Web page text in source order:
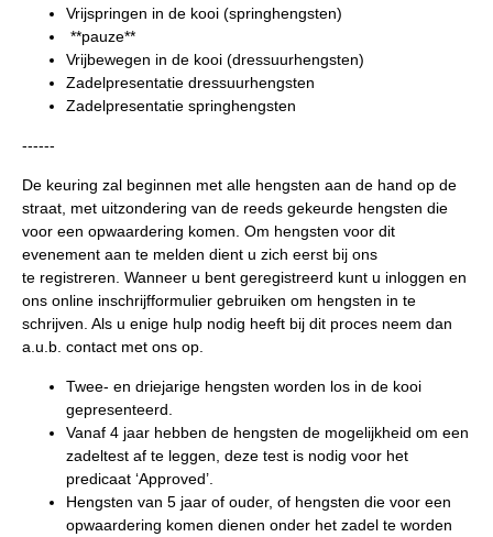
Vrijspringen in de kooi (springhengsten)
**pauze**
Vrijbewegen in de kooi (dressuurhengsten)
Zadelpresentatie dressuurhengsten
Zadelpresentatie springhengsten
------
De keuring zal beginnen met alle hengsten aan de hand op de
straat, met uitzondering van de reeds gekeurde hengsten die
voor een opwaardering komen. Om hengsten voor dit
evenement aan te melden dient u zich eerst bij ons
te registreren . Wanneer u bent geregistreerd kunt u inloggen en
ons online inschrijfformulier gebruiken om hengsten in te
schrijven . Als u enige hulp nodig heeft bij dit proces neem dan
a.u.b. contact met ons op.
Twee- en driejarige hengsten worden los in de kooi
gepresenteerd.
Vanaf 4 jaar hebben de hengsten de mogelijkheid om een
zadeltest af te leggen, deze test is nodig voor het
predicaat ‘Approved’.
Hengsten van 5 jaar of ouder, of hengsten die voor een
opwaardering komen dienen onder het zadel te worden